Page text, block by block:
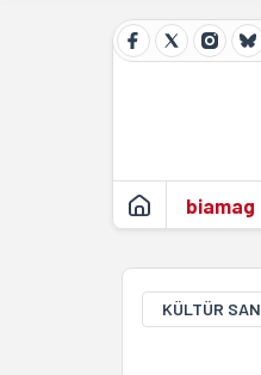
biamag
KÜLTÜR